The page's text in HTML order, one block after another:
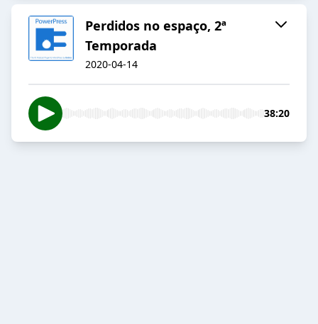
Perdidos no espaço, 2ª
Temporada
2020-04-14
38:20